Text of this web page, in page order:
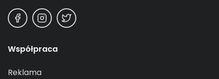
Współpraca
Reklama